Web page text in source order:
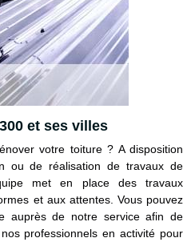
et ses villes
votre toiture ? A disposition
ou de réalisation de travaux de
met en place des travaux
et aux attentes. Vous pouvez
auprès de notre service afin de
professionnels en activité pour